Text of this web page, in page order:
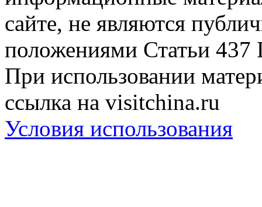
сайте, не являются
положениями Статьи 437
При использовании
ссылка на visitchina.ru
Условия использования